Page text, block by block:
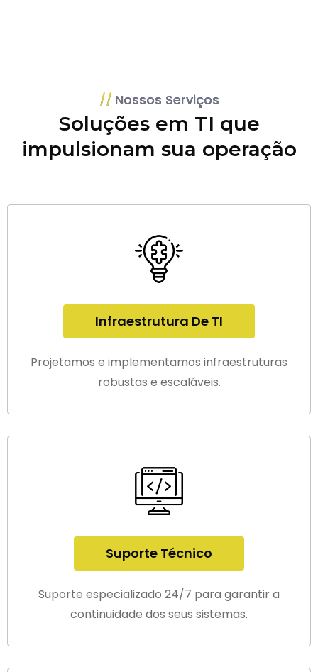
Nossos Serviços
Soluções em TI que
impulsionam sua operação
Infraestrutura De TI
Projetamos e implementamos infraestruturas
robustas e escaláveis.
Suporte Técnico
Suporte especializado 24/7 para garantir a
continuidade dos seus sistemas.